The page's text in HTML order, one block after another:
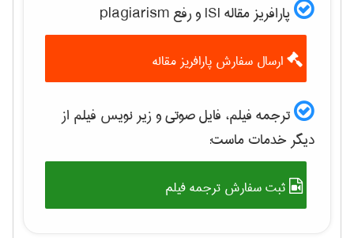
پارافریز مقاله ISI و رفع plagiarism
ارسال سفارش پارافریز مقاله
ترجمه فیلم، فایل صوتی و زیر نویس فیلم از
دیگر خدمات ماست:
ثبت سفارش ترجمه فیلم